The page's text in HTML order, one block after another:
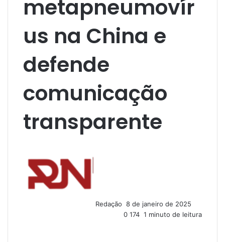
metapneumovír
us na China e
defende
comunicação
transparente
Redação m
e
8 de janeiro de 2025
0 174 1 minuto de leitura